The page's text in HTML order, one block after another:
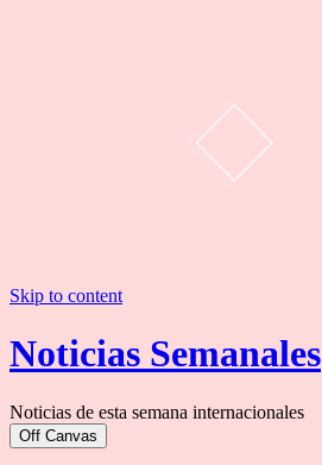
Skip to content
Noticias Semanales
Noticias de esta semana internacionales
Off Canvas